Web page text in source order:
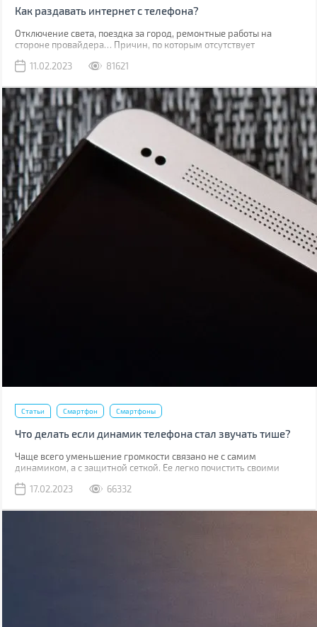
Как раздавать интернет с телефона?
Отключение света, поездка за город, ремонтные работы на
стороне провайдера… Причин, по которым отсутствует
может выручить мобильная сеть, конечно, если вы находитесь в
11.02.2023 81621
Статьи Смартфон Смартфоны
Что делать если динамик телефона стал звучать тише?
Чаще всего уменьшение громкости связано не с самим
динамиком, а с защитной сеткой. Ее легко почистить своими
необходимое для этого.
17.02.2023 66332